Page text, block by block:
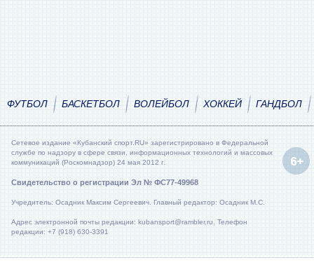
ФУТБОЛ БАСКЕТБОЛ ВОЛЕЙБОЛ ХОККЕЙ ГАНДБОЛ
Сетевое издание «Кубанский спорт.RU» зарегистрировано в Федеральной
службе по надзору в сфере связи, информационных технологий и массовых
коммуникаций (Роскомнадзор) 24 мая 2012 г.
Свидетельство о регистрации Эл № ФС77-49968
Учредитель: Осадник Максим Сергеевич. Главный редактор: Осадник М.С.
Адрес электронной почты редакции: kubansport@rambler.ru. Телефон
редакции: +7 (918) 630-3391